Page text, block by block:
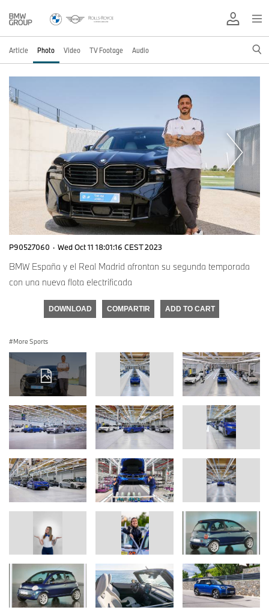
Article Photo Video TV Footage Audio
P90527060 · Wed Oct 11 18:01:16 CEST 2023
BMW España y el Real Madrid afrontan su segunda temporada
con una nueva flota electrificada
DOWNLOAD COMPARTIR ADD TO CART
More Sports